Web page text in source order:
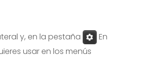
y, en la pestaña
En
usar en los menús